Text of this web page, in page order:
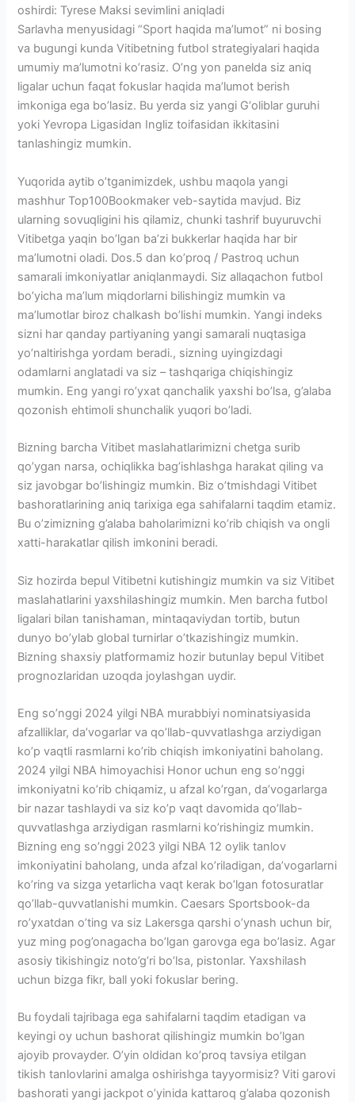
oshirdi: Tyrese Maksi sevimlini aniqladi
Sarlavha menyusidagi “Sport haqida ma’lumot” ni bosing
va bugungi kunda Vitibetning futbol strategiyalari haqida
umumiy ma’lumotni ko’rasiz. O’ng yon panelda siz aniq
ligalar uchun faqat fokuslar haqida ma’lumot berish
imkoniga ega bo’lasiz. Bu yerda siz yangi G‘oliblar guruhi
yoki Yevropa Ligasidan Ingliz toifasidan ikkitasini
tanlashingiz mumkin.
Yuqorida aytib o’tganimizdek, ushbu maqola yangi
mashhur Top100Bookmaker veb-saytida mavjud. Biz
ularning sovuqligini his qilamiz, chunki tashrif buyuruvchi
Vitibetga yaqin bo’lgan ba’zi bukkerlar haqida har bir
ma’lumotni oladi. Dos.5 dan ko’proq / Pastroq uchun
samarali imkoniyatlar aniqlanmaydi. Siz allaqachon futbol
bo’yicha ma’lum miqdorlarni bilishingiz mumkin va
ma’lumotlar biroz chalkash bo’lishi mumkin. Yangi indeks
sizni har qanday partiyaning yangi samarali nuqtasiga
yo’naltirishga yordam beradi., sizning uyingizdagi
odamlarni anglatadi va siz – tashqariga chiqishingiz
mumkin. Eng yangi ro’yxat qanchalik yaxshi bo’lsa, g’alaba
qozonish ehtimoli shunchalik yuqori bo’ladi.
Bizning barcha Vitibet maslahatlarimizni chetga surib
qo’ygan narsa, ochiqlikka bag’ishlashga harakat qiling va
siz javobgar bo’lishingiz mumkin. Biz o’tmishdagi Vitibet
bashoratlarining aniq tarixiga ega sahifalarni taqdim etamiz.
Bu o’zimizning g’alaba baholarimizni ko’rib chiqish va ongli
xatti-harakatlar qilish imkonini beradi.
Siz hozirda bepul Vitibetni kutishingiz mumkin va siz Vitibet
maslahatlarini yaxshilashingiz mumkin. Men barcha futbol
ligalari bilan tanishaman, mintaqaviydan tortib, butun
dunyo bo’ylab global turnirlar o’tkazishingiz mumkin.
Bizning shaxsiy platformamiz hozir butunlay bepul Vitibet
prognozlaridan uzoqda joylashgan uydir.
Eng so’nggi 2024 yilgi NBA murabbiyi nominatsiyasida
afzalliklar, da’vogarlar va qo’llab-quvvatlashga arziydigan
ko’p vaqtli rasmlarni ko’rib chiqish imkoniyatini baholang.
2024 yilgi NBA himoyachisi Honor uchun eng so’nggi
imkoniyatni ko’rib chiqamiz, u afzal ko’rgan, da’vogarlarga
bir nazar tashlaydi va siz ko’p vaqt davomida qo’llab-
quvvatlashga arziydigan rasmlarni ko’rishingiz mumkin.
Bizning eng so’nggi 2023 yilgi NBA 12 oylik tanlov
imkoniyatini baholang, unda afzal ko’riladigan, da’vogarlarni
ko’ring va sizga yetarlicha vaqt kerak bo’lgan fotosuratlar
qo’llab-quvvatlanishi mumkin. Caesars Sportsbook-da
ro’yxatdan o’ting va siz Lakersga qarshi o’ynash uchun bir,
yuz ming pog’onagacha bo’lgan garovga ega bo’lasiz. Agar
asosiy tikishingiz noto’g’ri bo’lsa, pistonlar. Yaxshilash
uchun bizga fikr, ball yoki fokuslar bering.
Bu foydali tajribaga ega sahifalarni taqdim etadigan va
keyingi oy uchun bashorat qilishingiz mumkin bo’lgan
ajoyib provayder. O’yin oldidan ko’proq tavsiya etilgan
tikish tanlovlarini amalga oshirishga tayyormisiz? Viti garovi
bashorati yangi jackpot o’yinida kattaroq g’alaba qozonish